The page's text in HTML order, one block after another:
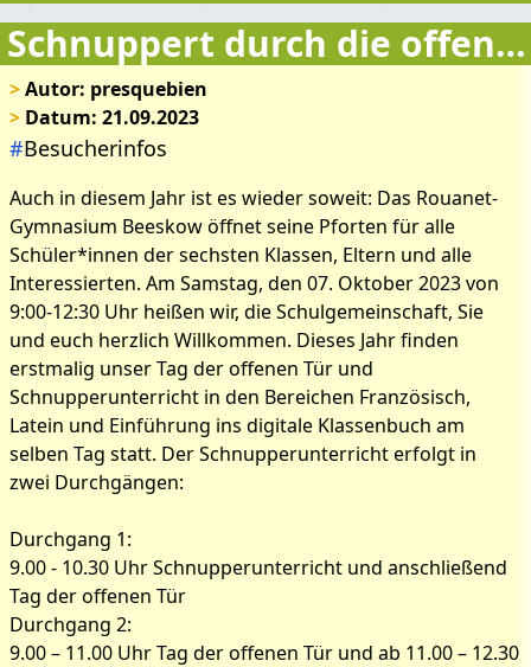
Schnuppert durch die offene Tür!
>Autor: presquebien
> Datum: 21.09.2023
#Besucherinfos
Auch in diesem Jahr ist es wieder soweit: Das Rouanet-
Gymnasium Beeskow öffnet seine Pforten für alle
Schüler*innen der sechsten Klassen, Eltern und alle
Interessierten. Am Samstag, den 07. Oktober 2023 von
9:00-12:30 Uhr heißen wir, die Schulgemeinschaft, Sie
und euch herzlich Willkommen. Dieses Jahr finden
erstmalig unser Tag der offenen Tür und
Schnupperunterricht in den Bereichen Französisch,
Latein und Einführung ins digitale Klassenbuch am
selben Tag statt. Der Schnupperunterricht erfolgt in
zwei Durchgängen:
Durchgang 1:
9.00 - 10.30 Uhr Schnupperunterricht und anschließend
Tag der offenen Tür
Durchgang 2:
9.00 – 11.00 Uhr Tag der offenen Tür und ab 11.00 – 12.30